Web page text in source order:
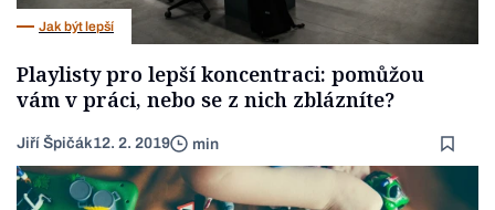
Jak být lepší
Playlisty pro lepší koncentraci: pomůžou
vám v práci, nebo se z nich zblázníte?
Jiří Špičák12. 2. 2019 min